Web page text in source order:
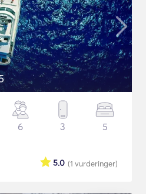
6 3 5
(1 vurderinger)
5.0